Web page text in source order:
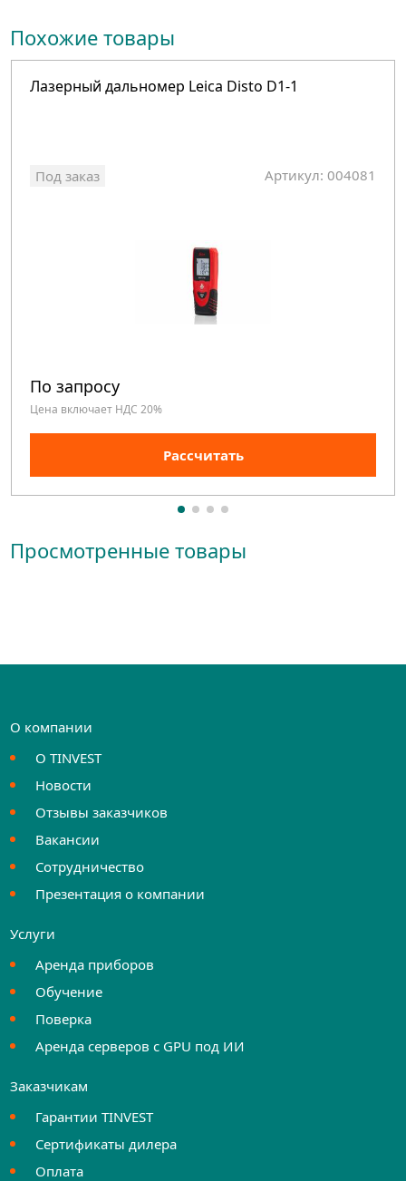
Похожие товары
Лазерный дальномер Leica Disto D1-1
Под заказ Артикул: 004081
По запросу
Цена включает НДС 20%
Рассчитать
Просмотренные товары
О компании
О TINVEST
Новости
Отзывы заказчиков
Вакансии
Сотрудничество
Презентация о компании
Услуги
Аренда приборов
Обучение
Поверка
Аренда серверов с GPU под ИИ
Заказчикам
Гарантии TINVEST
Сертификаты дилера
Оплата